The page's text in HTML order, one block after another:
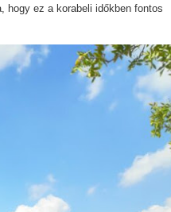
hogy ez a korabeli időkben fontos